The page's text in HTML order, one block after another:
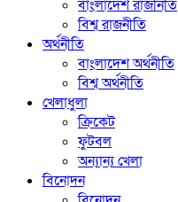
বাংলাদেশ রাজনিতি
বিশ্ব রাজনীতি
অর্থনীতি
বাংলাদেশ অর্থনীতি
বিশ্ব অর্থনীতি
খেলাধুলা
ক্রিকেট
ফুটবল
অন্যান্য খেলা
বিনোদন